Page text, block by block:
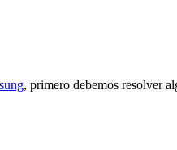
, primero debemos resolver